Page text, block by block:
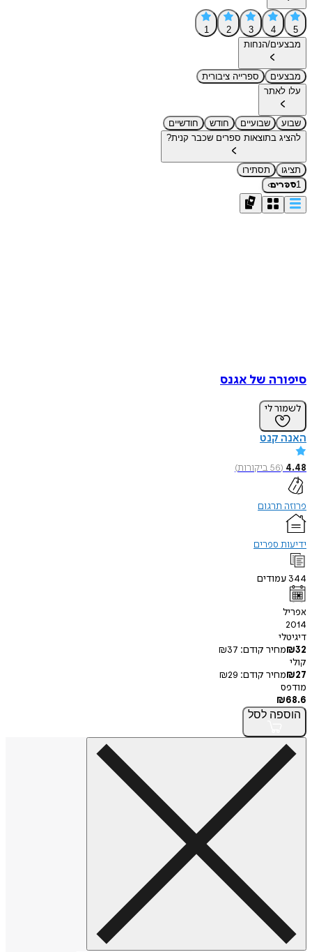
5
4
3
2
1
מבצעים/הנחות
מבצעים
ספרייה ציבורית
עלו לאתר
שבוע שבועיים חודש
חודשיים
להציג בתוצאות ספרים שכבר קנית?
תציגו
תסתירו
1ספרים›
סיפורה של אגנס
לשמור לי
האנה קנט
4.48
(
56ביקורות)
פרוזה תרגום
ידיעות ספרים
344 עמודים
אפריל
2014
דיגיטלי
₪32 מחיר קודם: ₪37
קולי
₪27 מחיר קודם: ₪29
מודפס
₪68.6
הוספה לסל